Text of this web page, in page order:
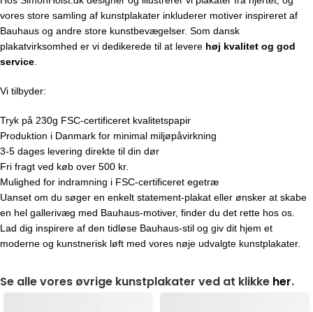
vores store samling af kunstplakater inkluderer motiver inspireret af
Bauhaus og andre store kunstbevægelser. Som dansk
plakatvirksomhed er vi dedikerede til at levere høj kvalitet og god
service
Vi tilbyder:
Tryk på 230g FSC-certificeret kvalitetspapir
Produktion i Danmark for minimal miljøpåvirkning
3-5 dages levering direkte til din dør
Fri fragt ved køb over 500 kr.
Mulighed for indramning i FSC-certificeret egetræ
Uanset om du søger en enkelt statement-plakat eller ønsker at skabe
en hel gallerivæg med Bauhaus-motiver, finder du det rette hos os.
Lad dig inspirere af den tidløse Bauhaus-stil og giv dit hjem et
moderne og kunstnerisk løft med vores nøje udvalgte kunstplakater.
Se alle vores øvrige kunstplakater ved at klikke her.